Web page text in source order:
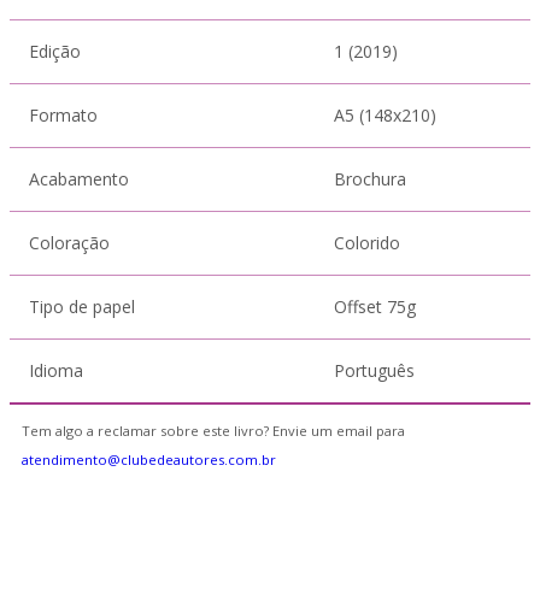
Edição 1 (2019)
Formato A5 (148x210)
Acabamento Brochura
Coloração Colorido
Tipo de papel Offset 75g
Idioma Português
Tem algo a reclamar sobre este livro? Envie um email para
atendimento@clubedeautores.com.br